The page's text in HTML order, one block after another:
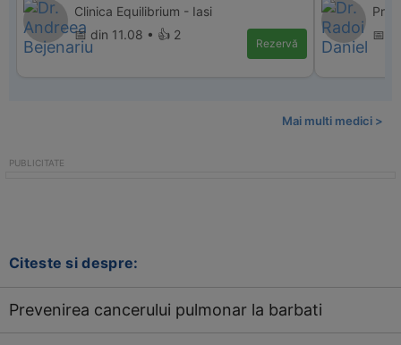
Clinica Equilibrium - Iasi
📅 din 11.08 • 👍 2
Rezervă
Pro
📅
Mai multi medici >
Citeste si despre:
Prevenirea cancerului pulmonar la barbati